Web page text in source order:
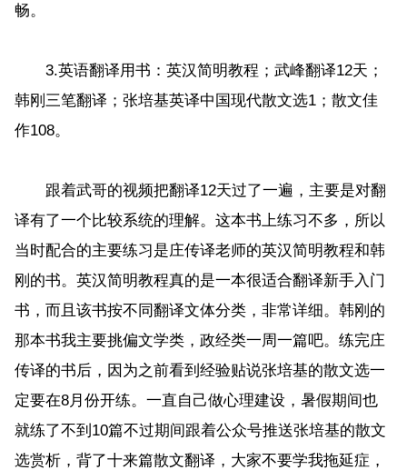
畅。
3.英语翻译用书：英汉简明教程；武峰翻译12天；
韩刚三笔翻译；张培基英译中国现代散文选1；散文佳
作108。
跟着武哥的视频把翻译12天过了一遍，主要是对翻
译有了一个比较系统的理解。这本书上练习不多，所以
当时配合的主要练习是庄传译老师的英汉简明教程和韩
刚的书。英汉简明教程真的是一本很适合翻译新手入门
书，而且该书按不同翻译文体分类，非常详细。韩刚的
那本书我主要挑偏文学类，政经类一周一篇吧。练完庄
传译的书后，因为之前看到经验贴说张培基的散文选一
定要在8月份开练。一直自己做心理建设，暑假期间也
就练了不到10篇不过期间跟着公众号推送张培基的散文
选赏析，背了十来篇散文翻译，大家不要学我拖延症，